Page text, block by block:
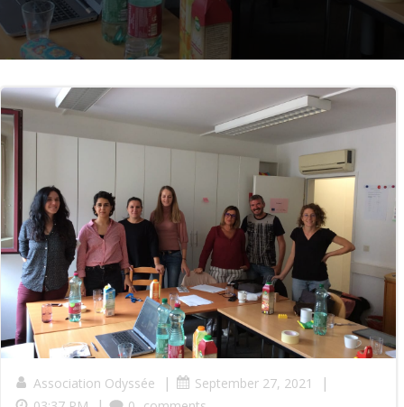
Association Odyssée | September 27, 2021 |